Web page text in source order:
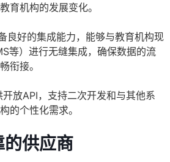
育机构的发展变化。
良好的集成能力，能够与教育机构现
等）进行无缝集成，确保数据的流
衔接。
放API，支持二次开发和与其他系
的个性化需求。
的供应商